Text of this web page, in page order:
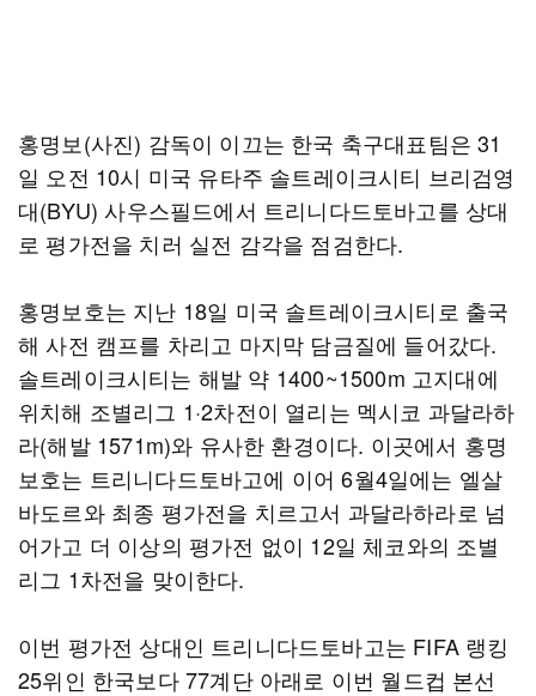
홍명보(사진) 감독이 이끄는 한국 축구대표팀은 31
일 오전 10시 미국 유타주 솔트레이크시티 브리검영
대(BYU) 사우스필드에서 트리니다드토바고를 상대
로 평가전을 치러 실전 감각을 점검한다.
홍명보호는 지난 18일 미국 솔트레이크시티로 출국
해 사전 캠프를 차리고 마지막 담금질에 들어갔다.
솔트레이크시티는 해발 약 1400~1500m 고지대에
위치해 조별리그 1·2차전이 열리는 멕시코 과달라하
라(해발 1571m)와 유사한 환경이다. 이곳에서 홍명
보호는 트리니다드토바고에 이어 6월4일에는 엘살
바도르와 최종 평가전을 치르고서 과달라하라로 넘
어가고 더 이상의 평가전 없이 12일 체코와의 조별
리그 1차전을 맞이한다.
이번 평가전 상대인 트리니다드토바고는 FIFA 랭킹
25위인 한국보다 77계단 아래로 이번 월드컵 본선